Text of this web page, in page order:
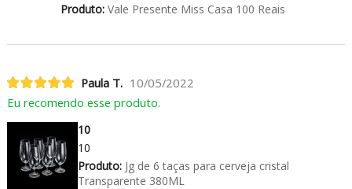
Produto:Vale Presente Miss Casa 100 Reais
Paula T. 10/05/2022
Eu recomendo esse produto.
10
10
Produto:Jg de 6 taças para cerveja cristal
Transparente 380ML